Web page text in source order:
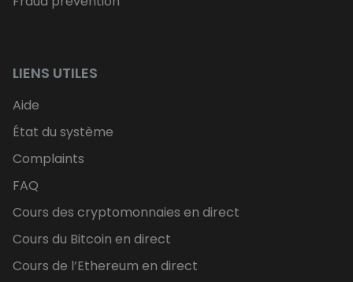
LIENS UTILES
Aide
État du système
Complaints
FAQ
Cours des cryptomonnaies en direct
Cours du Bitcoin en direct
Cours de l’Ethereum en direct